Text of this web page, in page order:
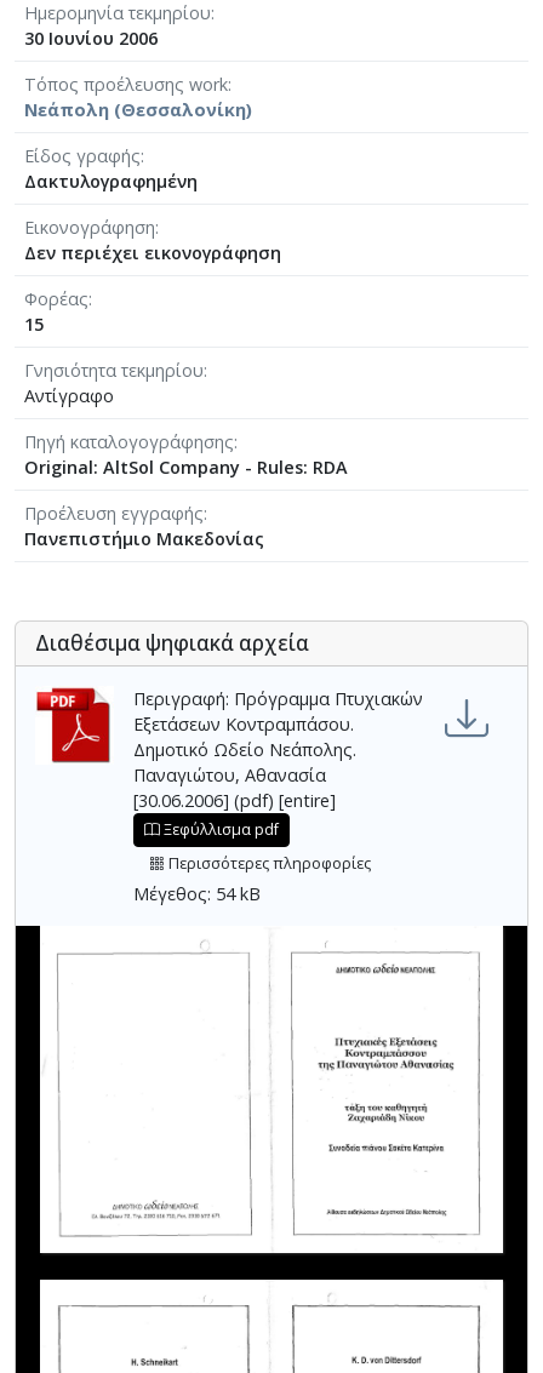
Ημερομηνία τεκμηρίου
30 Ιουνίου 2006
Τόπος προέλευσης work
Νεάπολη (Θεσσαλονίκη)
Είδος γραφής
Δακτυλογραφημένη
Εικονογράφηση
Δεν περιέχει εικονογράφηση
Φορέας
15
Γνησιότητα τεκμηρίου
Αντίγραφο
Πηγή καταλογογράφησης
Original: AltSol Company - Rules: RDA
Προέλευση εγγραφής
Πανεπιστήμιο Μακεδονίας
Διαθέσιμα ψηφιακά αρχεία
Περιγραφή: Πρόγραμμα Πτυχιακών
Εξετάσεων Κοντραμπάσου.
Δημοτικό Ωδείο Νεάπολης.
Παναγιώτου, Αθανασία
[30.06.2006] (pdf) [entire]
Ξεφύλλισμα pdf
Περισσότερες πληροφορίες
Μέγεθος: 54 kB